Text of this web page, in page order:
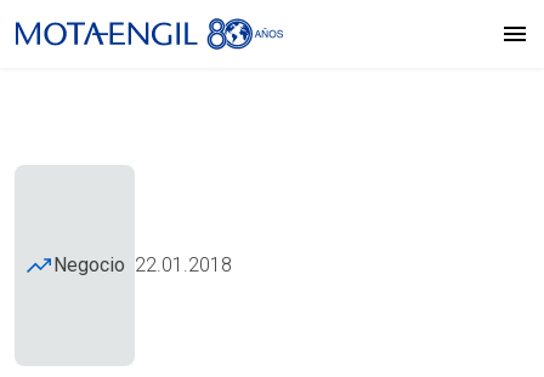
Negocio 22.01.2018